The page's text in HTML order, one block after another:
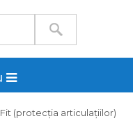
(protecția articulațiilor)